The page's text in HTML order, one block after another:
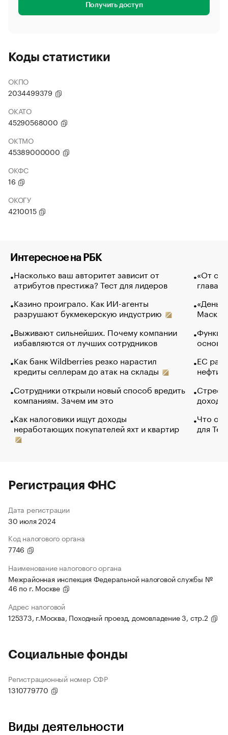
Получить доступ
Коды статистики
ОКПО
2034499379
ОКАТО
45290568000
ОКТМО
45389000000
ОКФС
16
ОКОГУ
4210015
Интересное на РБК
Насколько ваш авторитет зависит от
атрибутов престижа? Тест для лидеров
Казино проиграло. Как ИИ-агенты
разрушают букмекерскую индустрию
Выживают сильнейших. Почему компании
избавляются от лучших сотрудников
Как банк Wildberries резко нарастил
кредиты селлерам до атак на склады
Сотрудники открыли новый способ вредить
компаниям. Зачем им это
Как налоговики ищут доходы
неработающих покупателей яхт и квартир
«От
глава
Маск в
основ
ЕС
нефти
Что
для
Регистрация ФНС
Дата регистрации
30 июля 2024
Код налогового органа
7746
Наименование налогового органа
Межрайонная инспекция Федеральной налоговой службы №
46 по г. Москве
Адрес налоговой
125373, г.Москва, Походный проезд, домовладение 3, стр.2
Социальные фонды
Регистрационный номер СФР
1310779770
Виды деятельности